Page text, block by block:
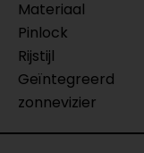
Materiaal
Pinlock
Rijstijl
Geïntegreerd
zonnevizier